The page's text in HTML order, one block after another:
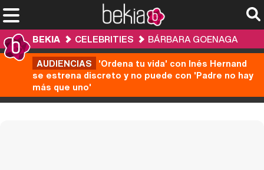
BEKIA CELEBRITIES
BÁRBARA GOENAGA
AUDIENCIAS 'Ordena tu vida' con Inés Hernand
se estrena discreto y no puede con 'Padre no hay
más que uno'